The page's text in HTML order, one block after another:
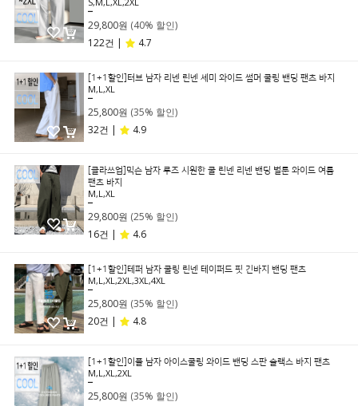
29,800원 (40% 할인)
122건 |
4.7
[1+1할인]터브 남자 리넨 린넨 세미 와이드 썸머 쿨링 밴딩 팬츠 바지
M,L,XL
25,800원 (35% 할인)
32건 |
4.9
[클라쓰업]믹슨 남자 루즈 시원한 쿨 린넨 리넨 밴딩 벌룬 와이드 여름
팬츠 바지
M,L,XL
29,800원 (25% 할인)
16건 |
4.6
[1+1할인]테퍼 남자 쿨링 린넨 테이퍼드 핏 긴바지 밴딩 팬츠
M,L,XL,2XL,3XL,4XL
25,800원 (35% 할인)
20건 |
4.8
[1+1할인]이플 남자 아이스쿨링 와이드 밴딩 스판 슬랙스 바지 팬츠
M,L,XL,2XL
25,800원 (35% 할인)